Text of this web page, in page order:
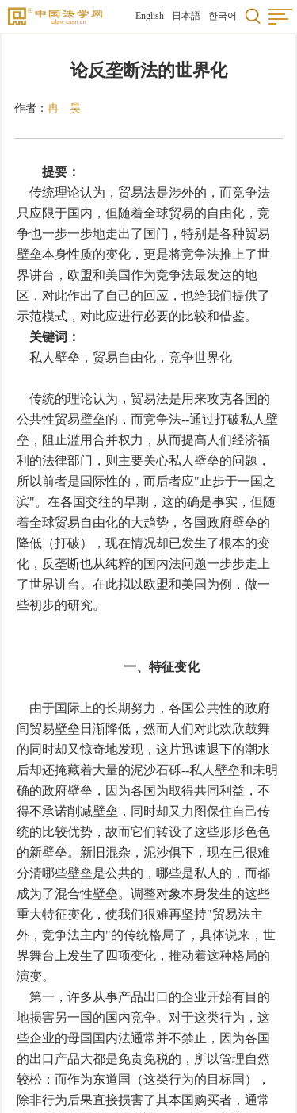
English 日本語 한국어
论反垄断法的世界化
作者： 冉 昊
提要：
传统理论认为，贸易法是涉外的，而竞争法
只应限于国内，但随着全球贸易的自由化，竞
争也一步一步地走出了国门，特别是各种贸易
壁垒本身性质的变化，更是将竞争法推上了世
界讲台，欧盟和美国作为竞争法最发达的地
区，对此作出了自己的回应，也给我们提供了
示范模式，对此应进行必要的比较和借鉴。
关键词：
私人壁垒，贸易自由化，竞争世界化
传统的理论认为，贸易法是用来攻克各国的
公共性贸易壁垒的，而竞争法--通过打破私人壁
垒，阻止滥用合并权力，从而提高人们经济福
利的法律部门，则主要关心私人壁垒的问题，
所以前者是国际性的，而后者应"止步于一国之
滨"。在各国交往的早期，这的确是事实，但随
着全球贸易自由化的大趋势，各国政府壁垒的
降低（打破），现在情况却已发生了根本的变
化，反垄断也从纯粹的国内法问题一步步走上
了世界讲台。在此拟以欧盟和美国为例，做一
些初步的研究。
一、特征变化
由于国际上的长期努力，各国公共性的政府
间贸易壁垒日渐降低，然而人们对此欢欣鼓舞
的同时却又惊奇地发现，这片迅速退下的潮水
后却还掩藏着大量的泥沙石砾--私人壁垒和未明
确的政府壁垒，因为各国为取得共同利益，不
得不承诺削减壁垒，同时却又力图保住自己传
统的比较优势，故而它们转设了这些形形色色
的新壁垒。新旧混杂，泥沙俱下，现在已很难
分清哪些壁垒是公共的，哪些是私人的，而都
成为了混合性壁垒。调整对象本身发生的这些
重大特征变化，使我们很难再坚持"贸易法主
外，竞争法主内"的传统格局了，具体说来，世
界舞台上发生了四项变化，推动着这种格局的
演变。
第一，许多从事产品出口的企业开始有目的
地损害另一国的国内竞争。对于这类行为，这
些企业的母国国内法通常并不禁止，因为各国
的出口产品大都是免责免税的，所以管理自然
较松；而作为东道国（这类行为的目标国），
除非行为后果直接损害了其本国购买者，通常